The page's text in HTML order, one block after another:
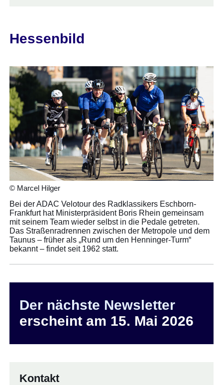
Hessenbild
© Marcel Hilger
Bei der ADAC Velotour des Radklassikers Eschborn-
Frankfurt hat Ministerpräsident Boris Rhein gemeinsam
mit seinem Team wieder selbst in die Pedale getreten.
Das Straßenradrennen zwischen der Metropole und dem
Taunus – früher als „Rund um den Henninger-Turm“
bekannt – findet seit 1962 statt.
Der nächste Newsletter
erscheint am 15. Mai 2026
Kontakt